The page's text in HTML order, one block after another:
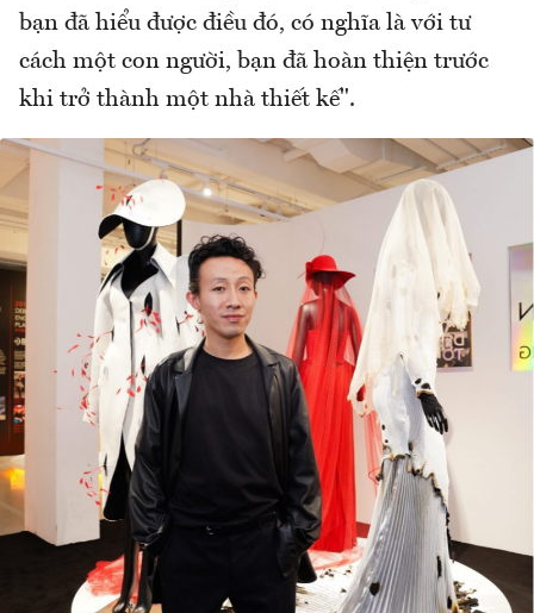
bạn đã hiểu được điều đó, có nghĩa là với tư
cách một con người, bạn đã hoàn thiện trước
khi trở thành một nhà thiết kế".